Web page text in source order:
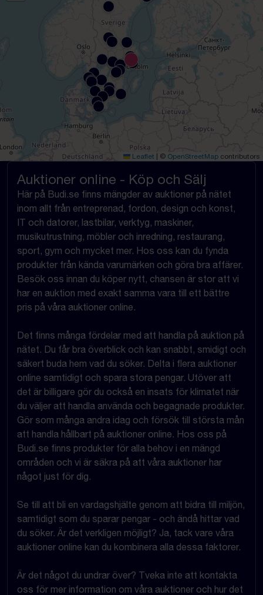
Leaflet | © OpenStreetMap contributors
Auktioner online - Köp och Sälj
Här på Budi.se finns mängder av auktioner på nätet
inom allt från entreprenad, fordon, design och konst,
IT och datorer, lastbilar, verktyg, maskiner,
musikutrustning, möbler och inredning, restaurang,
sport, gym och mycket mer. Hos oss kan du fynda
produkter från kända varumärken och göra bra affärer.
Besök oss innan du köper nytt, chansen är stor att vi
har en auktion med exakt samma vara till ett bättre
pris på våra auktioner online.
Det finns många fördelar med att handla på auktion på
nätet. Du får bra överblick och kan snabbt, smidigt och
säkert buda hem vad du söker. Delta i flera auktioner
online samtidigt och spara stora pengar. Utöver att
det är billigare gör du också en insats för klimatet när
du väljer att handla använda och begagnade produkter.
Gör som många andra idag och försök till största mån
att handla hållbart på auktioner online. Hos oss på
Budi.se finns produkter för alla behov i en mängd
områden och vi är säkra på att våra auktioner har
något just för dig.
Se till att bli en vardagshjälte genom att bidra till miljön,
samtidigt som du sparar pengar - och ändå hittar vad
du söker. Är det verkligen möjligt? Ja, tack vare våra
auktioner online kan du kombinera alla dessa faktorer.
Är det något du undrar över? Tveka inte att kontakta
oss för mer information om våra auktioner och hur det